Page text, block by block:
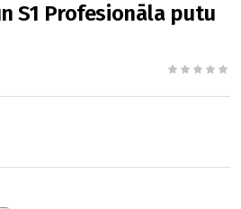
S1 Profesionāla putu